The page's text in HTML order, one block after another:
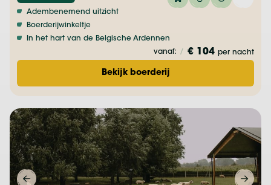
Adembenemend uitzicht
Boerderijwinkeltje
In het hart van de Belgische Ardennen
vanaf: / € 104 per nacht
Bekijk boerderij